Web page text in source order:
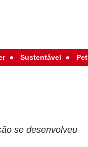
Sustentável Pet
se desenvolveu